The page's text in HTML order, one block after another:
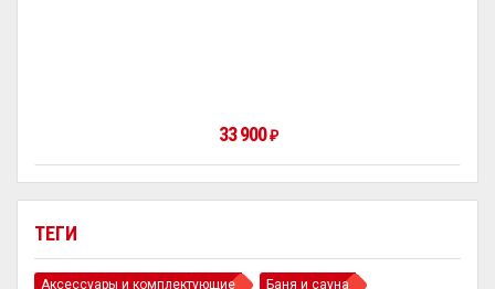
ТЕГИ
Аксессуары и комплектующие Баня и сауна
33 900 ₽